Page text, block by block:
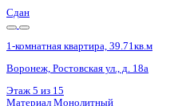
Сдан
1-комнатная квартира,
Воронеж, Ростовская ул., д. 18а